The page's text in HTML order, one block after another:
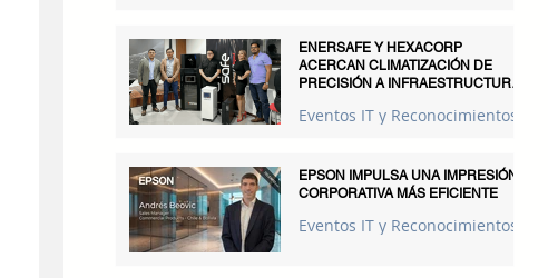
ENERSAFE Y HEXACORP
ACERCAN CLIMATIZACIÓN DE
PRECISIÓN A INFRAESTRUCTURAS
Eventos IT y Reconocimientos
EPSON IMPULSA UNA IMPRESIÓN
CORPORATIVA MÁS EFICIENTE
Eventos IT y Reconocimientos